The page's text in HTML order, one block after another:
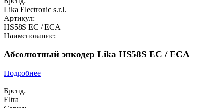
Lika Electronic s.r.l.
Артикул:
HS58S EC / ECA
Наименование:
Абсолютный энкодер Lika HS58S EC / ECA
Подробнее
Бренд:
Eltra